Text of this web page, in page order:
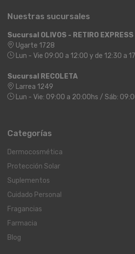
Nuestras sucursales
Sucursal OLIVOS - RETIRO EXPRESS
Ugarte 1728
Lun - Vie 09:00 a 12:00 y de 12:30 a
Sucursal RECOLETA
Larrea 1249
Lun - Vie: 09:00 a 20:00hs / Sáb:
Categorías
Dermocosmética
Protección Solar
Suplementos
Cuidado Personal
Fragancias
Farmacia
Blog